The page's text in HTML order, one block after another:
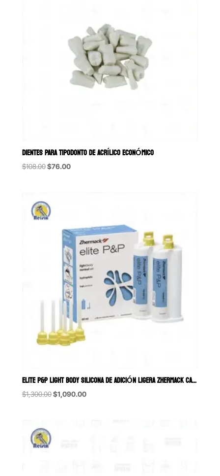
DIENTES PARA TIPODONTO DE ACRÍLICO ECONÓMICO
$108.00Original
$76.00Current
ELITE P&P LIGHT BODY SILICONA DE ADICIÓN LIGERA ZHERMACK CAJA CON
$1,300.00Original
$1,090.00Current